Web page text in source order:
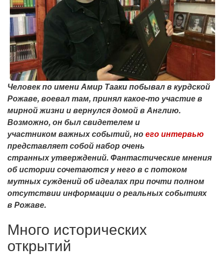
Человек по имени Амир Тааки побывал в курдской
Рожаве, воевал там, принял какое-то участие в
мирной жизни и вернулся домой в Англию.
Возможно, он был свидетелем и
участником важных событий, ноего интервью
представляет собой набор очень
странных утверждений. Фантастические мнения
об истории сочетаются у него в с потоком
мутных суждений об идеалах при почти полном
отсутствии информации о реальных событиях
в Рожаве.
Много исторических
открытий